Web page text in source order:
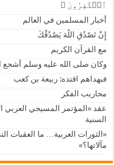
ٱلۡكَٰفِرُونَ ﴾
أخبار المسلمين في العالم
إِنْ تَصْدُقِ اللَّهَ يَصْدُقْكَ
مع القرآن الكريم
وكان صلى الله عليه وسلم أشجع
فبهداهم اقتده: ربيعة بن كعب
محاريب الفكر
عقد «المؤتمر المسيحي العربي
السنية
«الثورات العربية… ما العقبات
مآلاتها؟»